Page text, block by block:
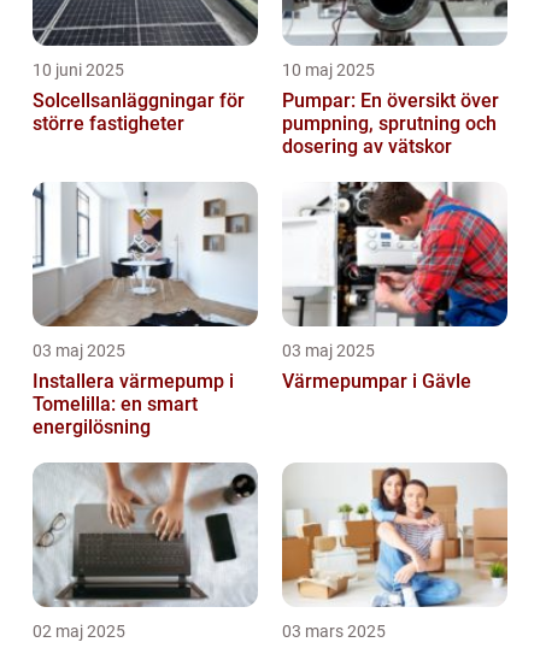
10 juni 2025
Solcellsanläggningar för
större fastigheter
10 maj 2025
Pumpar: En översikt över
pumpning, sprutning och
dosering av vätskor
03 maj 2025
Installera värmepump i
Tomelilla: en smart
energilösning
03 maj 2025
Värmepumpar i Gävle
02 maj 2025 03 mars 2025